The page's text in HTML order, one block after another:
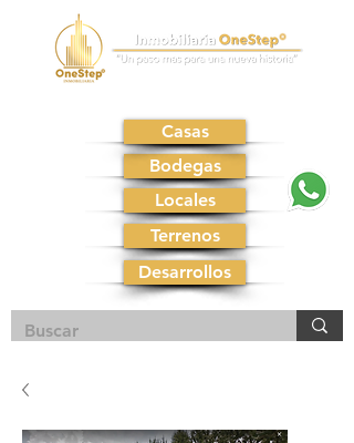
Bodegas
Casas
Locales
Terrenos
Desarrollos